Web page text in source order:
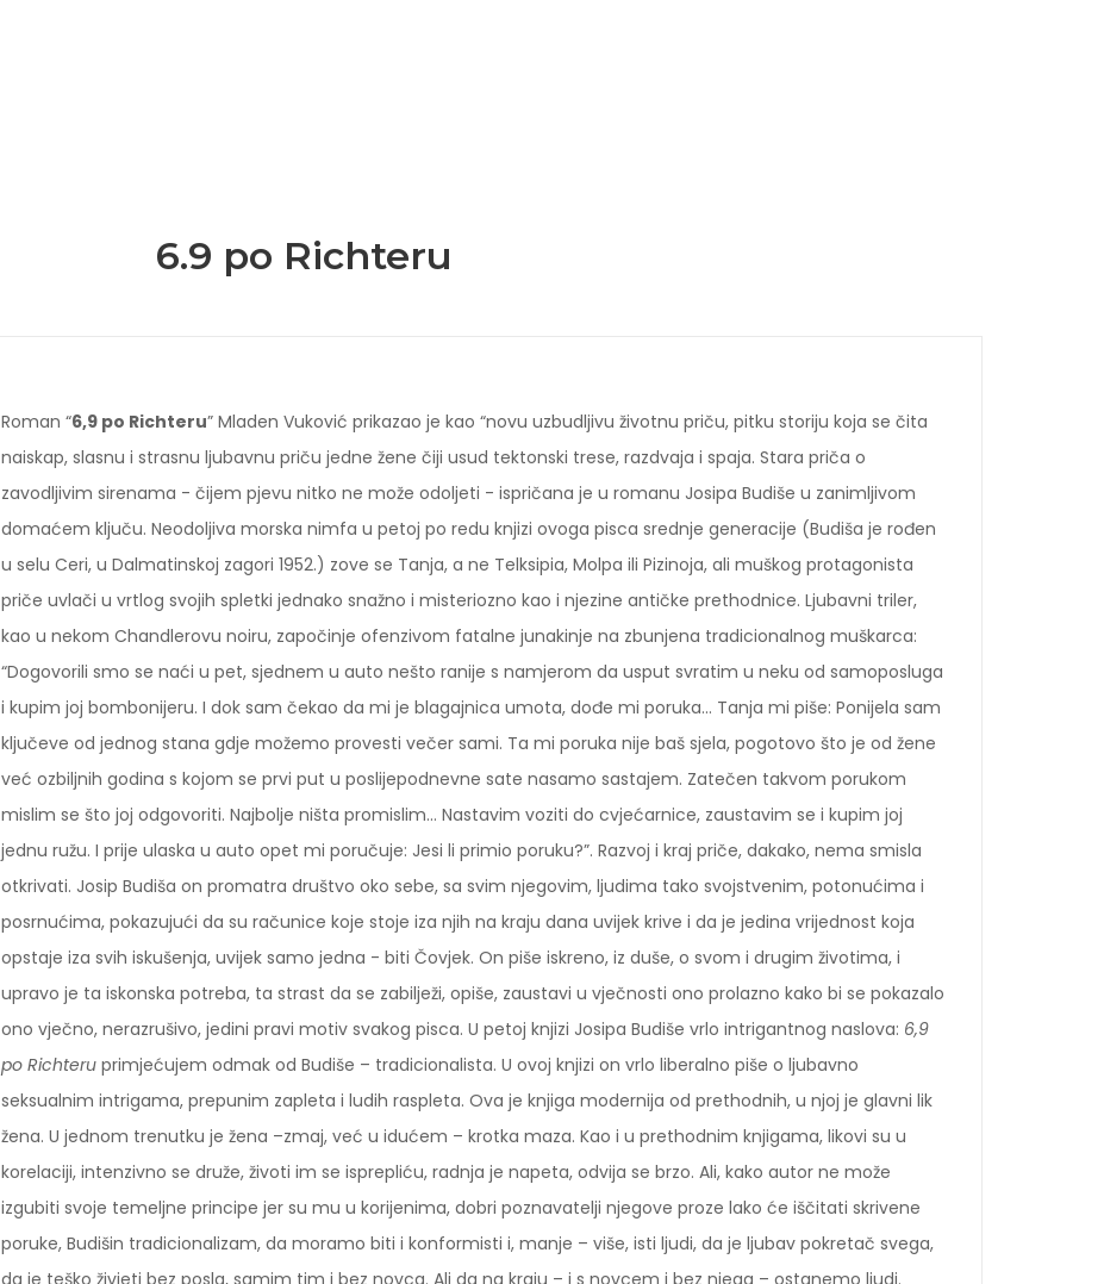
6.9 po Richteru
Roman “6,9 po Richteru” Mladen Vuković prikazao je kao “novu uzbudljivu životnu priču, pitku storiju koja se čita
naiskap, slasnu i strasnu ljubavnu priču jedne žene čiji usud tektonski trese, razdvaja i spaja. Stara priča o
zavodljivim sirenama - čijem pjevu nitko ne može odoljeti - ispričana je u romanu Josipa Budiše u zanimljivom
domaćem ključu. Neodoljiva morska nimfa u petoj po redu knjizi ovoga pisca srednje generacije (Budiša je rođen
u selu Ceri, u Dalmatinskoj zagori 1952.) zove se Tanja, a ne Telksipia, Molpa ili Pizinoja, ali muškog protagonista
priče uvlači u vrtlog svojih spletki jednako snažno i misteriozno kao i njezine antičke prethodnice. Ljubavni triler,
kao u nekom Chandlerovu noiru, započinje ofenzivom fatalne junakinje na zbunjena tradicionalnog muškarca:
“Dogovorili smo se naći u pet, sjednem u auto nešto ranije s namjerom da usput svratim u neku od samoposluga
i kupim joj bombonijeru. I dok sam čekao da mi je blagajnica umota, dođe mi poruka... Tanja mi piše: Ponijela sam
ključeve od jednog stana gdje možemo provesti večer sami. Ta mi poruka nije baš sjela, pogotovo što je od žene
već ozbiljnih godina s kojom se prvi put u poslijepodnevne sate nasamo sastajem. Zatečen takvom porukom
mislim se što joj odgovoriti. Najbolje ništa promislim... Nastavim voziti do cvjećarnice, zaustavim se i kupim joj
jednu ružu. I prije ulaska u auto opet mi poručuje: Jesi li primio poruku?”. Razvoj i kraj priče, dakako, nema smisla
otkrivati. Josip Budiša on promatra društvo oko sebe, sa svim njegovim, ljudima tako svojstvenim, potonućima i
posrnućima, pokazujući da su računice koje stoje iza njih na kraju dana uvijek krive i da je jedina vrijednost koja
opstaje iza svih iskušenja, uvijek samo jedna - biti Čovjek. On piše iskreno, iz duše, o svom i drugim životima, i
upravo je ta iskonska potreba, ta strast da se zabilježi, opiše, zaustavi u vječnosti ono prolazno kako bi se pokazalo
ono vječno, nerazrušivo, jedini pravi motiv svakog pisca. U petoj knjizi Josipa Budiše vrlo intrigantnog naslova: 6,9
po Richteru primjećujem odmak od Budiše – tradicionalista. U ovoj knjizi on vrlo liberalno piše o ljubavno
seksualnim intrigama, prepunim zapleta i ludih raspleta. Ova je knjiga modernija od prethodnih, u njoj je glavni lik
žena. U jednom trenutku je žena –zmaj, već u idućem – krotka maza. Kao i u prethodnim knjigama, likovi su u
korelaciji, intenzivno se druže, životi im se isprepliću, radnja je napeta, odvija se brzo. Ali, kako autor ne može
izgubiti svoje temeljne principe jer su mu u korijenima, dobri poznavatelji njegove proze lako će iščitati skrivene
poruke, Budišin tradicionalizam, da moramo biti i konformisti i, manje – više, isti ljudi, da je ljubav pokretač svega,
da je teško živjeti bez posla, samim tim i bez novca. Ali da na kraju – i s novcem i bez njega – ostanemo ljudi.